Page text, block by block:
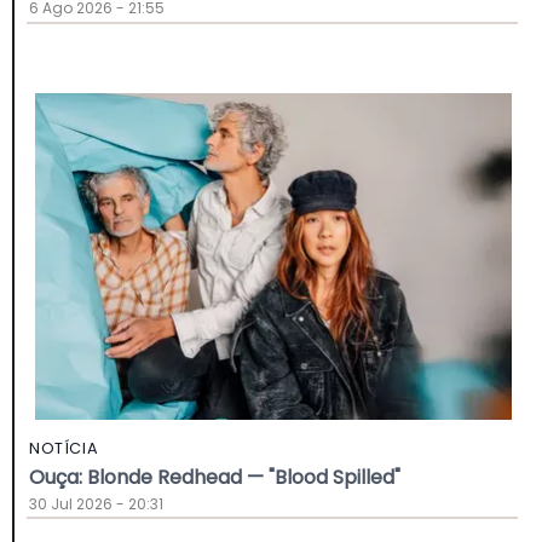
6 Ago 2026 - 21:55
NOTÍCIA
Ouça: Blonde Redhead — "Blood Spilled"
30 Jul 2026 - 20:31